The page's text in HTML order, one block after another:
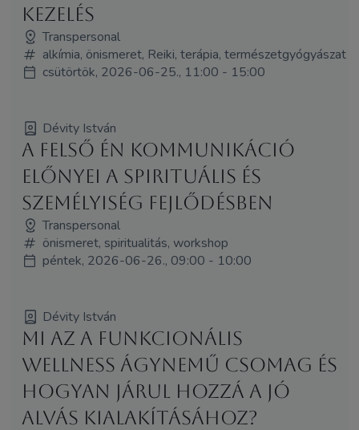
KEZELÉS
Transpersonal
alkímia, önismeret, Reiki, terápia, természetgyógyászat
csütörtök, 2026-06-25., 11:00 - 15:00
Dévity István
A Felső Én kommunikáció
előnyei a spirituális és
személyiség fejlődésben
Transpersonal
önismeret, spiritualitás, workshop
péntek, 2026-06-26., 09:00 - 10:00
Dévity István
Mi az a funkcionális
wellness ágynemű csomag és
hogyan járul hozzá a jó
alvás kialakításához?